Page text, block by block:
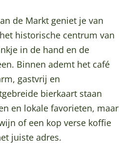
de Markt geniet je van
historische centrum van
in de hand en de
Binnen ademt het café
gastvrij en
bierkaart staan
en lokale favorieten, maar
of een kop verse koffie
juiste adres.